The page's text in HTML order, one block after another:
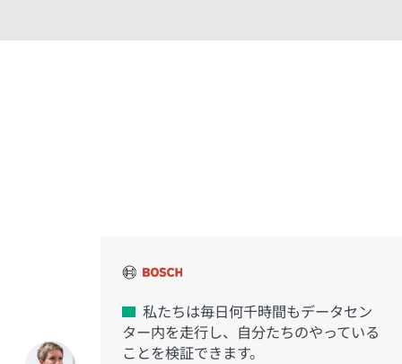
私たちは毎日何千時間もデータセン
ター内を走行し、自分たちのやっている
ことを検証できます。